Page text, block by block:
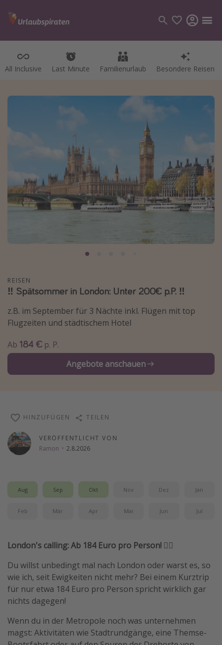
All Inclusive Last Minute Familienurlaub Besondere Reisen
Kategorien
Alle Reiseziele
Bodensee Urlaub
Normandie Urlaub
Kefalonia Urlaub
Krabi Urlaub
Tulum Urlaub
Sri Lanka Rundreise
Japan Rundreise
Reisethemen
Roadtrips
Wochenendtrip
Strandurlaub
Hotels am Achensee
Weitere Themen
Reise Journal
Familienurlaub in der Türkei
Rundreisen in Thailand
REISEN
‼️ Spätsommer in London: Unter 200€ p.P. ‼️
z.B. im September für 3 Nächte inkl. Flügen mit top
Flugzeiten und städtischem Hotel
Ab 184 € p. P.
Angebote anschauen
VERÖFFENTLICHT VON
Ramon · 2.8.2026
HINZUFÜGEN TEILEN
Aug Sep Okt Nov Dez Jan
Feb Mär Apr Mai Jun Jul
London's calling: Ab 184 Euro pro Person! 💂‍♀️
Du willst unbedingt mal nach London oder warst es, so
wie ich, seit Ewigkeiten nicht mehr? Bei einem Kurztrip
für nur etwa 184 Euro pro Person spricht wirklich gar
nichts dagegen!
Wenn du in der Metropole noch was unternehmen
magst: Aktivitäten wie Stadtrundgänge, eine Themse-